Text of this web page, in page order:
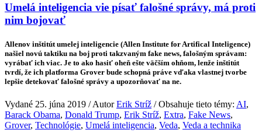
Umelá inteligencia vie písať falošné správy, má proti
nim bojovať
Allenov inštitút umelej inteligencie (Allen Institute for Artifical Inteligence)
našiel novú taktiku na boj proti takzvaným fake news, falošným správam:
vyrábať ich viac. Je to ako hasiť oheň ešte väčším ohňom, lenže inštitút
tvrdí, že ich platforma Grover bude schopná práve vďaka vlastnej tvorbe
lepšie detekovať falošné správy a upozorňovať na ne.
Vydané 25. júna 2019 / AutorErik Stríž / Obsahuje tieto témy: AI,
Barack Obama, Donald Trump, Erik Stríž, Extra, Fake News,
Grover, Technológie, Umelá inteligencia, Veda, Veda a technika